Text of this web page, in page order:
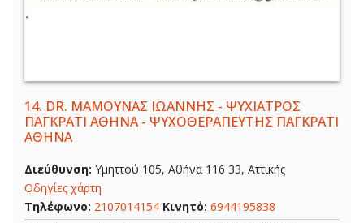
14. DR. ΜΑΜΟΥΝΑΣ ΙΩΑΝΝΗΣ - ΨΥΧΙΑΤΡΟΣ
ΠΑΓΚΡΑΤΙ ΑΘΗΝΑ - ΨΥΧΟΘΕΡΑΠΕΥΤΗΣ ΠΑΓΚΡΑΤΙ
ΑΘΗΝΑ
Διεύθυνση: Υμηττού 105, Αθήνα 116 33, Αττικής
Οδηγίες χάρτη
Τηλέφωνο: 2107014154 Κινητό: 6944195838